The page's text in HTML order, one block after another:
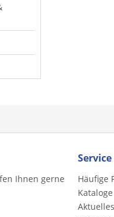
Ihnen gerne
Service
Häufige
Kataloge
Aktuelles